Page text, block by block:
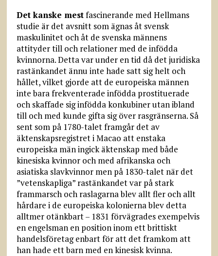
Det kanske mestfascinerande med Hellmans
studie är det avsnitt som ägnas åt svensk
maskulinitet och åt de svenska männens
attityder till och relationer med de infödda
kvinnorna. Detta var under en tid då det juridiska
rastänkandet ännu inte hade satt sig helt och
hållet, vilket gjorde att de europeiska männen
inte bara frekventerade infödda prostituerade
och skaffade sig infödda konkubiner utan ibland
till och med kunde gifta sig över rasgränserna. Så
sent som på 1780-talet framgår det av
äktenskapsregistret i Macao att enstaka
europeiska män ingick äktenskap med både
kinesiska kvinnor och med afrikanska och
asiatiska slavkvinnor men på 1830-talet när det
”vetenskapliga” rastänkandet var på stark
frammarsch och raslagarna blev allt fler och allt
hårdare i de europeiska kolonierna blev detta
alltmer otänkbart – 1831 förvägrades exempelvis
en engelsman en position inom ett brittiskt
handelsföretag enbart för att det framkom att
han hade ett barn med en kinesisk kvinna.